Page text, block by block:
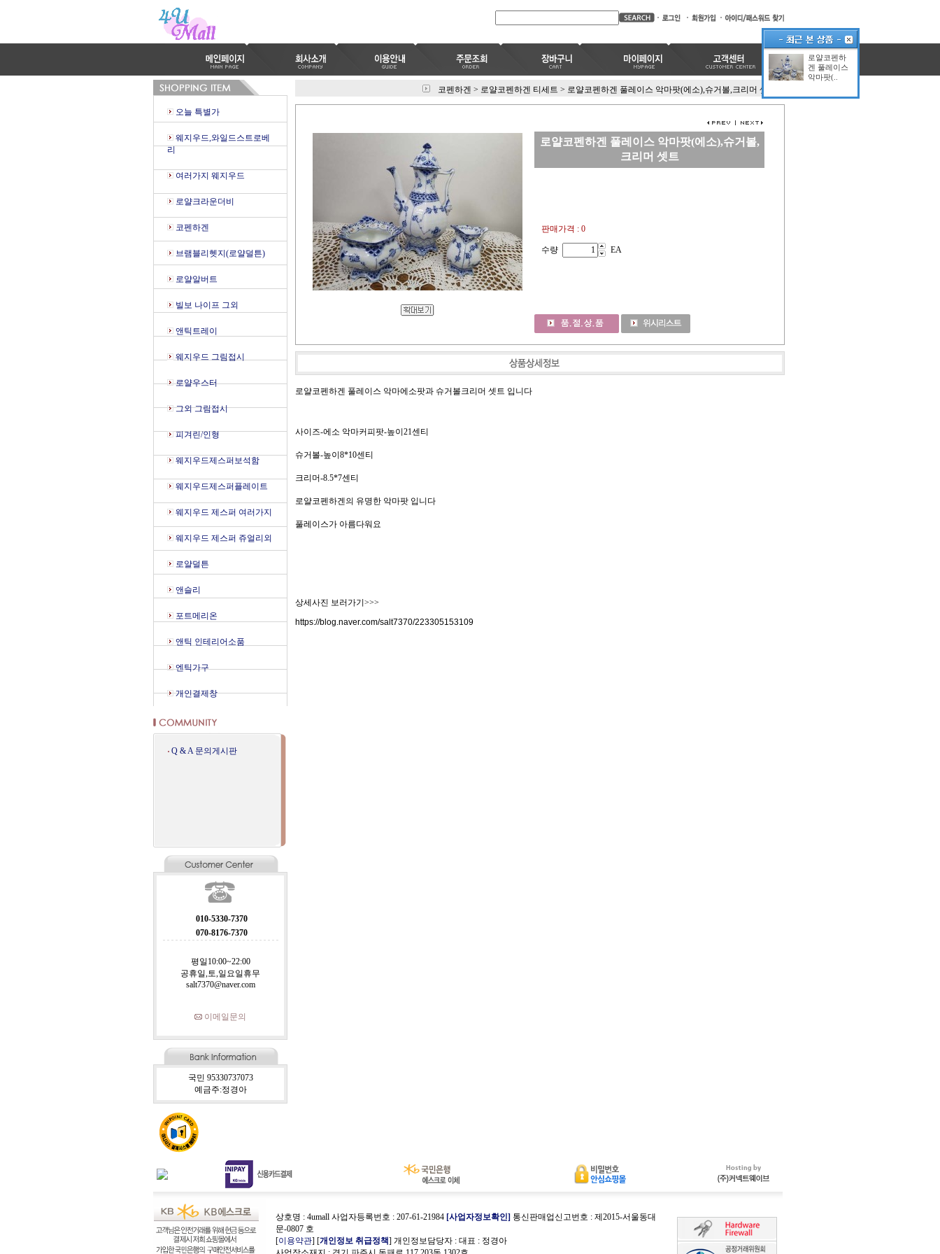
오늘 특별가
웨지우드,와일드스트로베
리
여러가지 웨지우드
로얄크라운더비
코펜하겐
브램블리헷지(로얄덜튼)
로얄알버트
빌보 나이프 그외
앤틱트레이
웨지우드 그림접시
로얄우스터
그외 그림접시
피겨린/인형
웨지우드제스퍼보석함
웨지우드제스퍼플레이트
웨지우드 제스퍼 여러가지
웨지우드 제스퍼 쥬얼리외
로얄덜튼
앤슬리
포트메리온
앤틱 인테리어소품
엔틱가구
개인결제창
Q & A 문의게시판
010-5330-7370
070-8176-7370
평일10:00~22:00
공휴일,토,일요일휴무
salt7370@naver.com
이메일문의
국민 95330737073
예금주:정경아
코펜하겐 > 로얄코펜하겐 티세트 > 로얄코펜하겐 풀레이스 악마팟(에소),슈거볼,크리머 셋트
로얄코펜하겐 풀레이스 악마팟(에소),슈거볼,
크리머 셋트
판매가격 : 0
수량 EA
로얄코펜하겐 풀레이스 악마에소팟과 슈거볼크리머 셋트 입니다
사이즈-에소 악마커피팟-높이21센티
슈거볼-높이8*10센티
크리머-8.5*7센티
로얄코펜하겐의 유명한 악마팟 입니다
풀레이스가 아름다워요
상세사진 보러가기>>>
https://blog.naver.com/salt7370/223305153109
상호명 : 4umall 사업자등록번호 : 207-61-21984 [사업자정보확인] 통신판매업신고번호 : 제2015-서울동대
문-0807 호
[이용약관] [개인정보 취급정책] 개인정보담당자 : 대표 : 정경아
로얄코펜하
겐 풀레이스
악마팟(..